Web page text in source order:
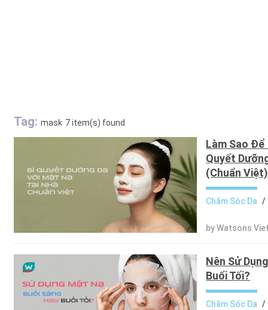
Tag: mask 7 item(s) found
Làm Sao Để
Quyết
(Chuẩn Việt)
Chăm Sóc Da /
by Watsons
Nên Sử
Buổi Tối?
Chăm Sóc Da /